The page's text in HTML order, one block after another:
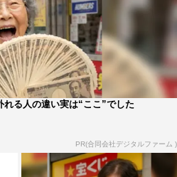
る人の違い実は“ここ”でした
PR(合同会社デジタルファーム )